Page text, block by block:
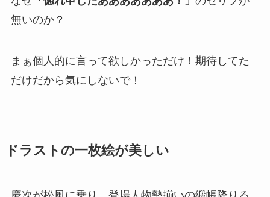
無いのか？
まぁ個人的に言って欲しかっただけ！期待してた
だけだから気にしないで！
ドラストの一枚絵が美しい